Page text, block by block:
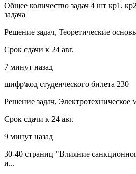
Общее количество задач 4 шт кр1,
задача
Решение задач, Теоретические
Срок сдачи к 24 авг.
7 минут назад
шифр\код студенческого билета 230
Решение задач, Электротехническое
Срок сдачи к 24 авг.
9 минут назад
30-40 страниц "Влияние
и...